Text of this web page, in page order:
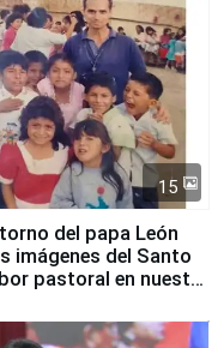
15
del papa León
imágenes del Santo
pastoral en nuestro